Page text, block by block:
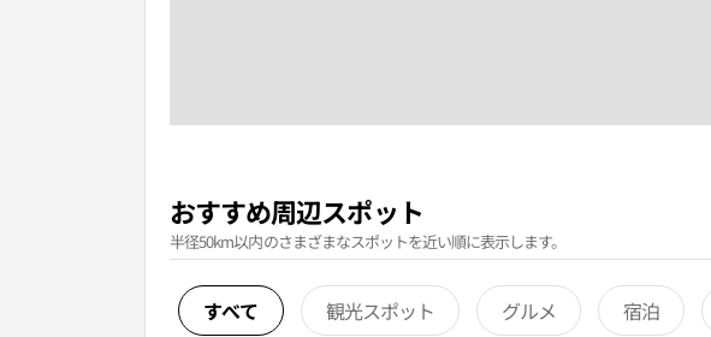
おすすめ周辺スポット
半径50km以内のさまざまなスポットを近い順に表示します。
すべて 観光スポット グルメ 宿泊